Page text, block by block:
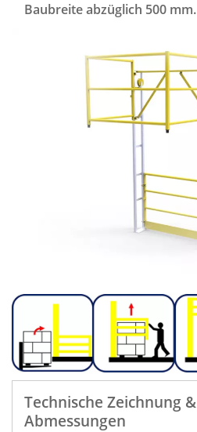
Baubreite abzüglich 500 mm.
Technische Zeichnung &
Abmessungen